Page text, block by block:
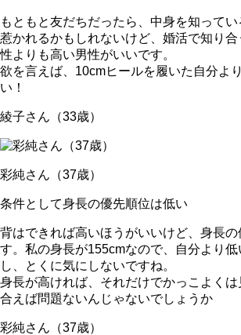
もともと友だちだったら、中身を知って
惹かれるかもしれないけど、 婚活で知り合
性よりも高い男性がいいです。
欲を言えば、10cmヒールを履いた自分よ
い！
綾子さん（33歳）
彩純さん（37歳）
条件として身長の優先順位は低い
背はできれば高いほうがいいけど、 身長の
す。私の身長が155cmなので、自分より
し、とくに気にしないですね。
身長が高ければ、それだけでかっこよく
合えば問題ないんじゃないでしょうか
彩純さん（37歳）